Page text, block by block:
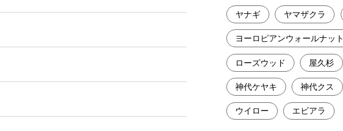
ヤナギ ヤマザクラ
ヨーロピアンウォールナット
ローズウッド 屋久杉
神代ケヤキ 神代クス
ウイロー エビアラ